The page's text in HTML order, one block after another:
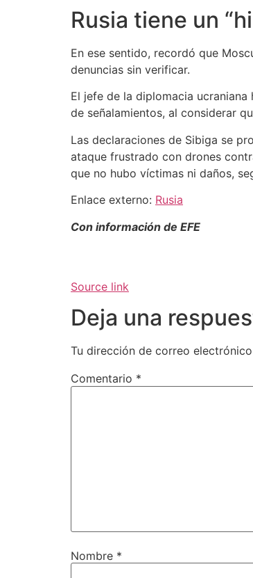
Rusia tiene un
En ese sentido, recordó que
denuncias sin verificar.
El jefe de la diplomacia ucraniana
de señalamientos, al considerar
Las declaraciones de Sibiga se
ataque frustrado con drones
que no hubo víctimas ni daños,
Enlace externo: Rusia
Con información de EFE
Source link
Deja una
Tu dirección de correo
Comentario *
Nombre *